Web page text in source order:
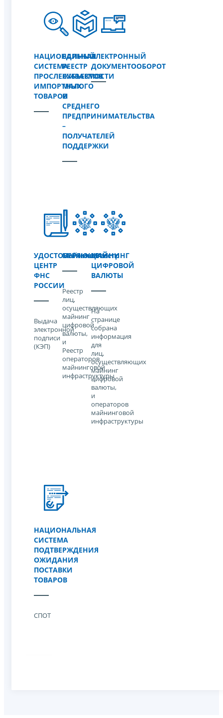
НАЦИОНАЛЬНАЯ
СИСТЕМА
ПРОСЛЕЖИВАЕМОСТИ
ИМПОРТНЫХ
ТОВАРОВ
ЕДИНЫЙ
РЕЕСТР
СУБЪЕКТОВ
МАЛОГО
И
СРЕДНЕГО
ПРЕДПРИНИМАТЕЛЬСТВА
–
ПОЛУЧАТЕЛЕЙ
ПОДДЕРЖКИ
ЭЛЕКТРОННЫЙ
ДОКУМЕНТООБОРОТ
УДОСТОВЕРЯЮЩИЙ
ЦЕНТР
ФНС
РОССИИ
Выдача
электронной
подписи
(КЭП)
МайнингРеестр
Реестр
лиц,
осуществляющих
майнинг
цифровой
валюты,
и
Реестр
операторов
майнинговой
инфраструктуры
МАЙНИНГ
ЦИФРОВОЙ
ВАЛЮТЫ
На
странице
собрана
информация
для
лиц,
осуществляющих
майнинг
цифровой
валюты,
и
операторов
майнинговой
инфраструктуры
НАЦИОНАЛЬНАЯ
СИСТЕМА
ПОДТВЕРЖДЕНИЯ
ОЖИДАНИЯ
ПОСТАВКИ
ТОВАРОВ
СПОТ